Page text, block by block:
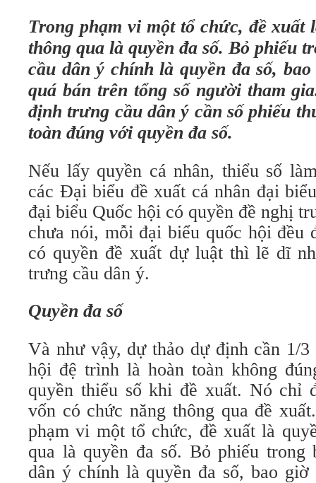
Trong phạm vi một tổ chức, đề xuất
thông qua là quyền đa số. Bỏ phiếu
cầu dân ý chính là quyền đa số,
quá bán trên tổng số người tham
định trưng cầu dân ý cần số phiếu
toàn đúng với quyền đa số.
Nếu lấy quyền cá nhân, thiểu số
các Đại biểu đề xuất cá nhân đại
đại biểu Quốc hội có quyền đề nghị
chưa nói, mỗi đại biểu quốc hội đều
có quyền đề xuất dự luật thì lẽ dĩ
trưng cầu dân ý.
Quyền đa số
Và như vậy, dự thảo dự định cần 1/
hội đệ trình là hoàn toàn không
quyền thiểu số khi đề xuất. Nó chỉ
vốn có chức năng thông qua đề
phạm vi một tổ chức, đề xuất là
qua là quyền đa số. Bỏ phiếu trong
dân ý chính là quyền đa số, bao